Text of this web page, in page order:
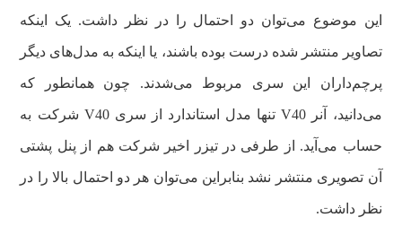
این موضوع می‌توان دو احتمال را در نظر داشت. یک اینکه
تصاویر منتشر شده درست بوده باشند، یا اینکه به مدل‌های دیگر
پرچم‌داران این سری مربوط می‌شدند. چون همانطور که
می‌دانید، آنر V40 تنها مدل استاندارد از سری V40 شرکت به
حساب می‌آید. از طرفی در تیزر اخیر شرکت هم از پنل پشتی
آن تصویری منتشر نشد بنابراین می‌توان هر دو احتمال بالا را در
نظر داشت.